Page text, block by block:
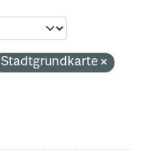
Stadtgrundkarte